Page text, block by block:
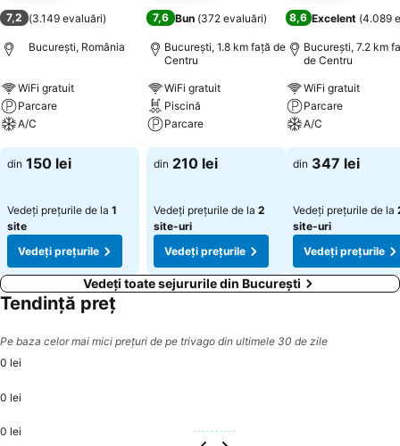
7,2 (3.149 evaluări)
București, România
WiFi gratuit
Parcare
A/C
Vedeți prețurile
din 150 lei
Vedeți prețurile de la 1
site
Vedeți prețurile
7,6 Bun (372 evaluări)
București, 1.8 km faţă de
Centru
WiFi gratuit
Piscină
Parcare
Vedeți prețurile
din 210 lei
Vedeți prețurile de la 2
site-uri
Vedeți prețurile
8,6 Excelent (4.089
București, 7.2 km
de Centru
WiFi gratuit
Parcare
A/C
Vedeți prețurile
din 347 lei
Vedeți prețurile de la
site-uri
Vedeți prețurile
Vedeți toate sejururile din București
Tendință preț
Pe baza celor mai mici prețuri de pe trivago din ultimele 30 de zile
0 lei
0 lei
0 lei